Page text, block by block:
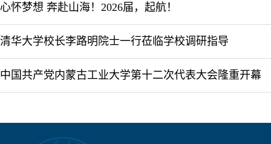
心怀梦想 奔赴山海！2026届，起航！
清华大学校长李路明院士一行莅临学校调研指导
中国共产党内蒙古工业大学第十二次代表大会隆重开幕